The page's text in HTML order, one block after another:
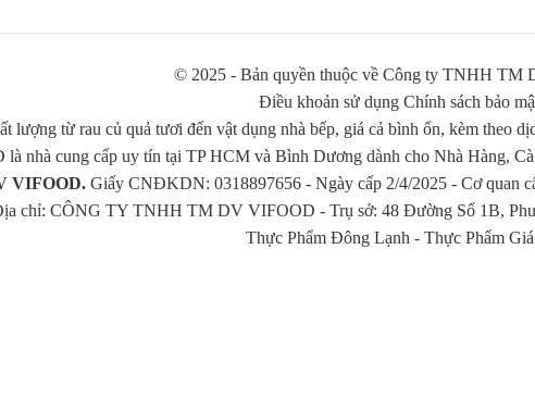
© 2025 - Bản quyền thuộc về Công ty TNHH TM
Điều khoản sử dụng Chính sách bảo
lượng từ rau củ quả tươi đến vật dụng nhà bếp, giá cả bình ổn, kèm theo
nhà cung cấp uy tín tại TP HCM và Bình Dương dành cho Nhà Hàng,
VIFOOD. Giấy CNĐKDN: 0318897656 - Ngày cấp 2/4/2025 - Cơ quan
chỉ: CÔNG TY TNHH TM DV VIFOOD - Trụ sở: 48 Đường Số 1B,
Thực Phẩm Đông Lạnh - Thực Phẩm